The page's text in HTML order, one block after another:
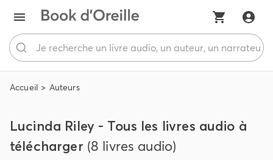
Accueil Auteurs
Lucinda Riley - Tous les livres audio à
télécharger (8 livres audio)